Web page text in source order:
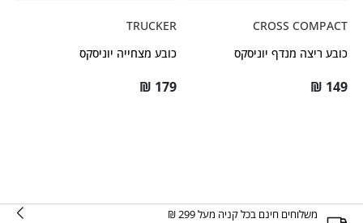
CROSS COMPACT
כובע ריצה מנדף יוניסקס
₪ 149
TRUCKER
כובע מצחייה יוניסקס
₪ 179
משלוחים חינם בכל קניה מעל 299 ₪